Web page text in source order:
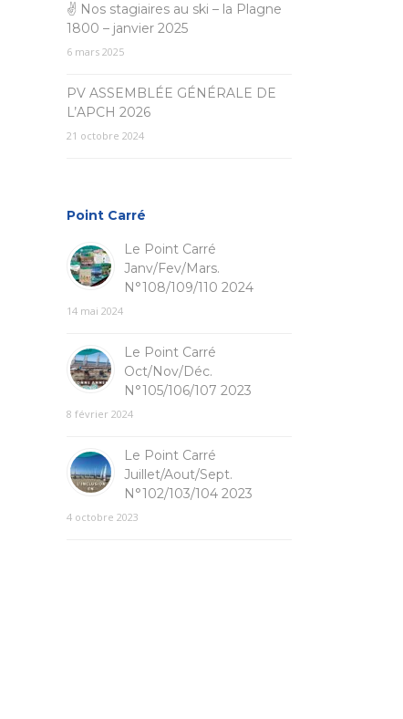
✌ Nos stagiaires au ski – la Plagne
1800 – janvier 2025
6 mars 2025
PV ASSEMBLÉE GÉNÉRALE DE
L’APCH 2026
21 octobre 2024
Point Carré
Le Point Carré
Janv/Fev/Mars.
N°108/109/110 2024
14 mai 2024
Le Point Carré
Oct/Nov/Déc.
N°105/106/107 2023
8 février 2024
Le Point Carré
Juillet/Aout/Sept.
N°102/103/104 2023
4 octobre 2023